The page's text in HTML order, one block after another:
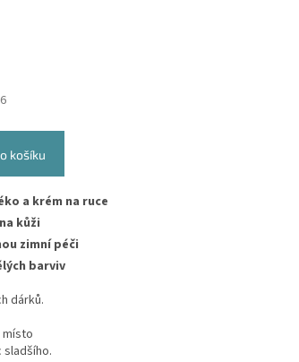
košíku
a krém na ruce
kůži
zimní péči
barviv
dárků.
sladšího.